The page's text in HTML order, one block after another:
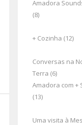
Amadora
(8)
+ Cozinha (12)
Conversas na
Terra (6)
Amadora com +
(13)
Uma visita à